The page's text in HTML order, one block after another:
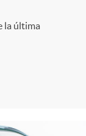
la última